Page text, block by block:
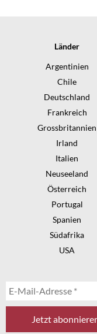
Länder
Argentinien
Chile
Deutschland
Frankreich
Grossbritannien
Irland
Italien
Neuseeland
Österreich
Portugal
Spanien
Südafrika
USA